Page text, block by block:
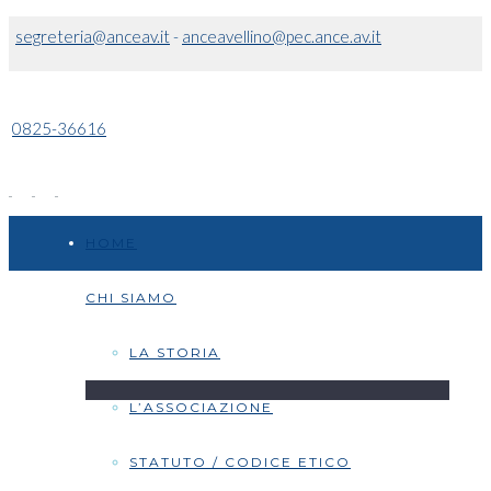
segreteria@anceav.it- anceavellino@pec.ance.av.it
0825-36616
CHI SIAMO
LA STORIA
L’ASSOCIAZIONE
STATUTO / CODICE ETICO